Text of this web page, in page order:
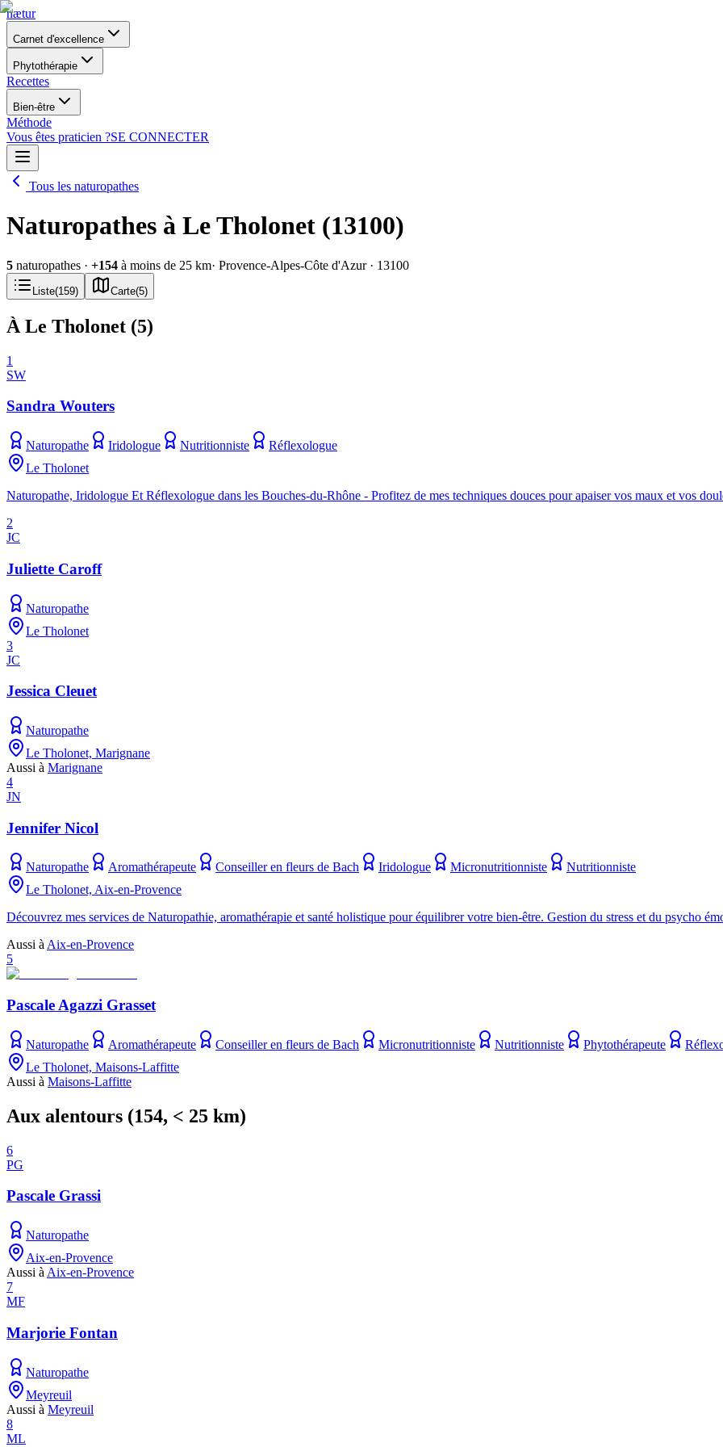
nætur
Carnet d'excellence
Phytothérapie
Recettes
Bien-être
Méthode
Vous êtes praticien ?SE CONNECTER
Tous les naturopathes
Naturopathes à Le Tholonet (13100)
5 naturopathes · +154 à moins de 25 km· Provence-Alpes-Côte d'Azur· 13100
Liste(159) Carte(5)
À Le Tholonet (5)
1
SW
Sandra Wouters
Naturopathe Iridologue Nutritionniste
Réflexologue
Le Tholonet
Naturopathe, Iridologue Et Réflexologue dans les Bouches-du-Rhône - Profitez de mes techniques douces pour apaiser vos maux et vos
2
JC
Juliette Caroff
Naturopathe
Le Tholonet
3
JC
Jessica Cleuet
Naturopathe
Le Tholonet, Marignane
Aussi à Marignane
4
JN
Jennifer Nicol
Naturopathe Aromathérapeute Conseiller en fleurs de Bach Iridologue Micronutritionniste
Nutritionniste
Le Tholonet, Aix-en-Provence
Découvrez mes services de Naturopathie, aromathérapie et santé holistique pour équilibrer votre bien-être. Gestion du stress et du psycho
Aussi àAix-en-Provence
5
Pascale Agazzi Grasset
Naturopathe Aromathérapeute Conseiller en fleurs de Bach Micronutritionniste Nutritionniste Phytothérapeute
Le Tholonet, Maisons-Laffitte
Aussi à Maisons-Laffitte
Aux alentours (154, < 25 km)
6
PG
Pascale Grassi
Naturopathe
Aix-en-Provence
Aussi à Aix-en-Provence
7
MF
Marjorie Fontan
Naturopathe
Meyreuil
Aussi à Meyreuil
8
ML